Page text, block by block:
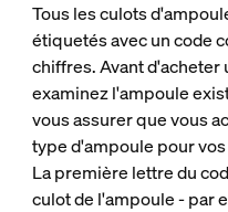
Tous les culots
étiquetés avec un code
chiffres. Avant d'acheter
examinez l'ampoule
vous assurer que vous
type d'ampoule pour
La première lettre du
culot de l'ampoule - par